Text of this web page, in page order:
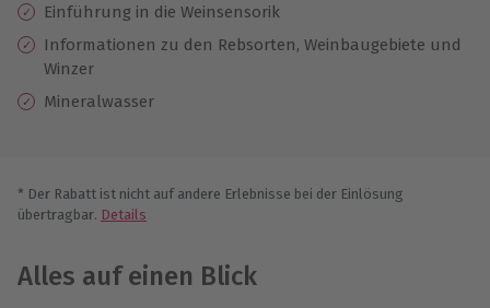
Einführung in die Weinsensorik
Informationen zu den Rebsorten, Weinbaugebiete und
Winzer
Mineralwasser
* Der Rabatt ist nicht auf andere Erlebnisse bei der Einlösung
übertragbar. Details
Alles auf einen Blick